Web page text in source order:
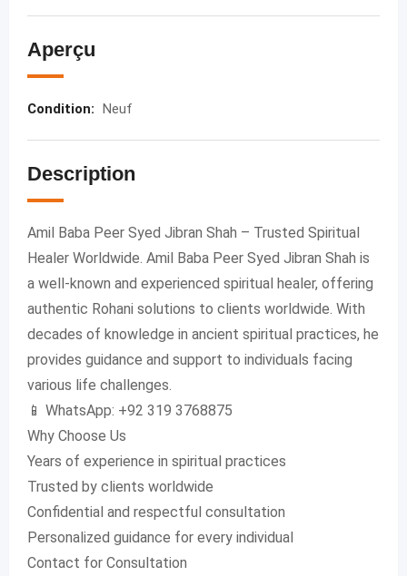
Aperçu
Condition: Neuf
Description
Amil Baba Peer Syed Jibran Shah – Trusted Spiritual
Healer Worldwide. Amil Baba Peer Syed Jibran Shah is
a well-known and experienced spiritual healer, offering
authentic Rohani solutions to clients worldwide. With
decades of knowledge in ancient spiritual practices, he
provides guidance and support to individuals facing
various life challenges.
📱 WhatsApp: +92 319 3768875
Why Choose Us
Years of experience in spiritual practices
Trusted by clients worldwide
Confidential and respectful consultation
Personalized guidance for every individual
Contact for Consultation